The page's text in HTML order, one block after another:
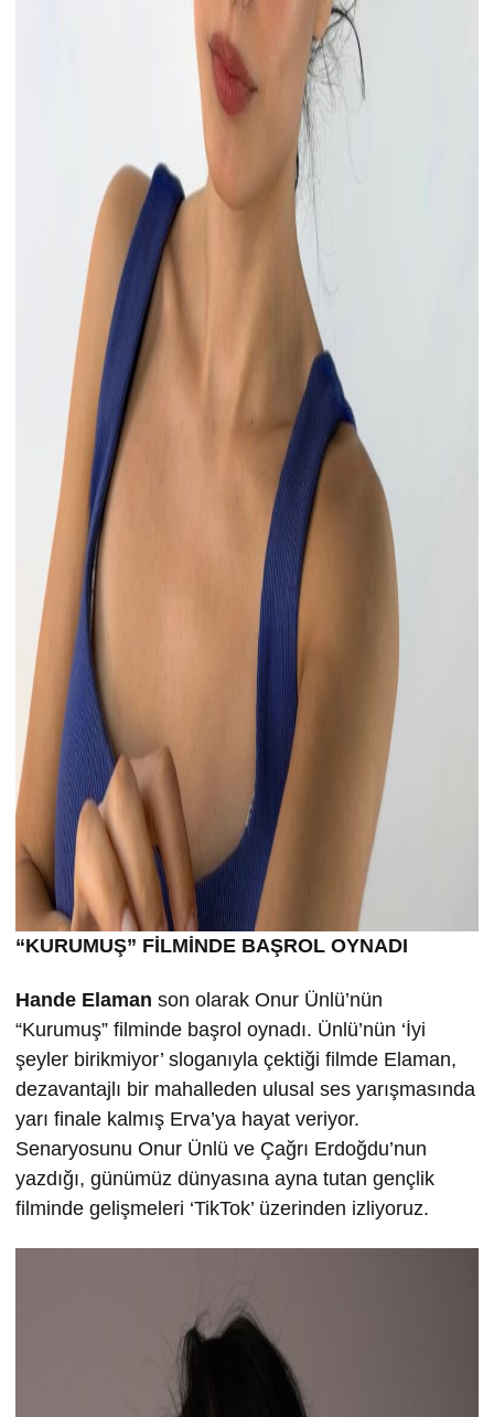
“KURUMUŞ” FİLMİNDE BAŞROL OYNADI
Hande Elaman son olarak Onur Ünlü’nün
“Kurumuş” filminde başrol oynadı. Ünlü’nün ‘İyi
şeyler birikmiyor’ sloganıyla çektiği filmde Elaman,
dezavantajlı bir mahalleden ulusal ses yarışmasında
yarı finale kalmış Erva’ya hayat veriyor.
Senaryosunu Onur Ünlü ve Çağrı Erdoğdu’nun
yazdığı, günümüz dünyasına ayna tutan gençlik
filminde gelişmeleri ‘TikTok’ üzerinden izliyoruz.